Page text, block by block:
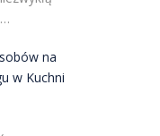
na
w Kuchni